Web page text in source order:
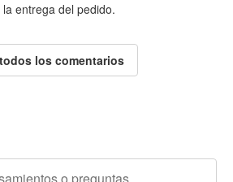
entrega del pedido.
los comentarios